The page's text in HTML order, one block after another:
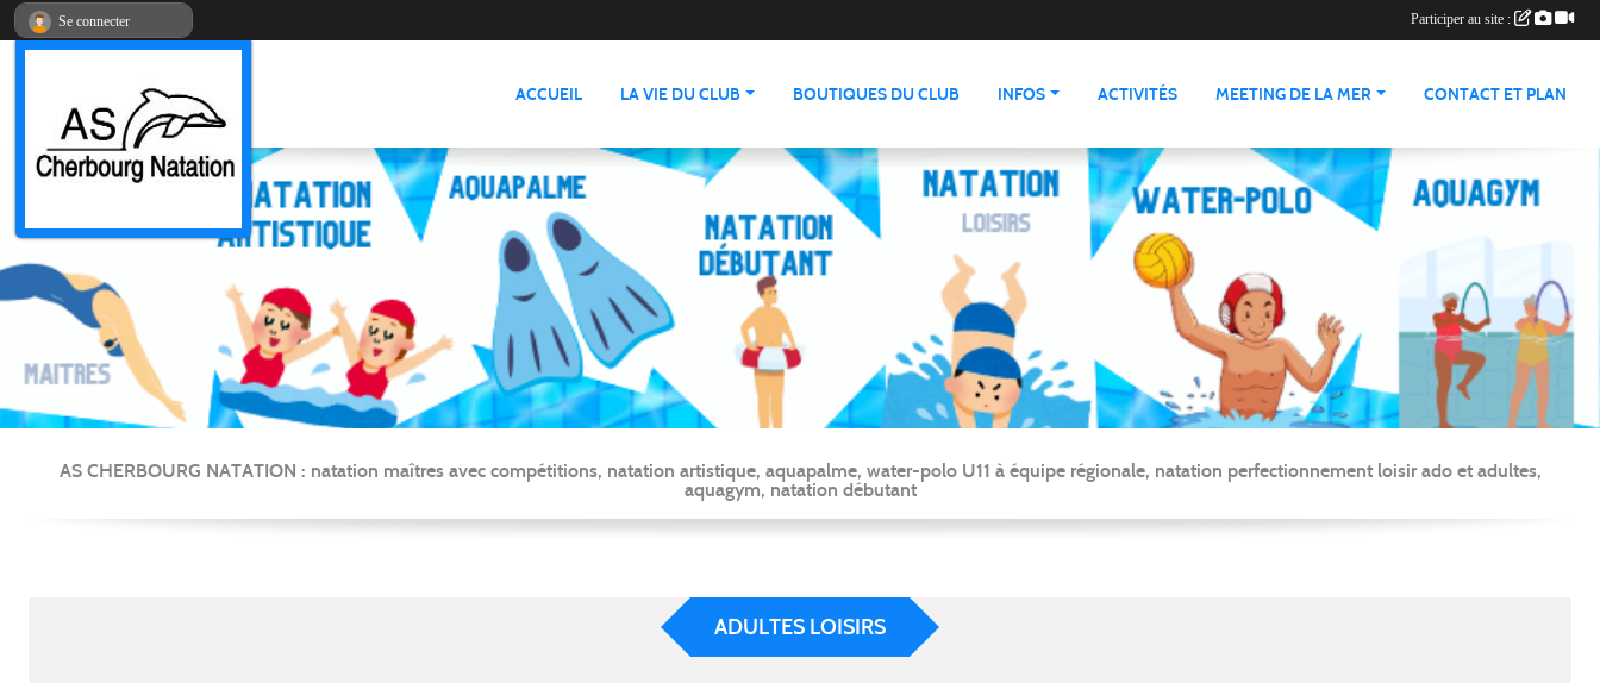
ACCUEIL LA VIE DU CLUB BOUTIQUES DU CLUB INFOS ACTIVITÉS MEETING DE LA MER CONTACT ET PLAN
AS CHERBOURG NATATION : natation maîtres avec compétitions, natation artistique, aquapalme, water-polo U11 à équipe régionale, natation perfectionnement loisir ado et adultes,
aquagym, natation débutant
ADULTES LOISIRS
Se connecter Participer au site :
Panneau de gestion des cookies